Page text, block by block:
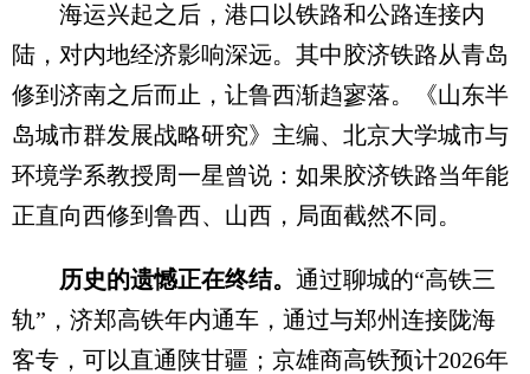
海运兴起之后，港口以铁路和公路连接内
陆，对内地经济影响深远。其中胶济铁路从青岛
修到济南之后而止，让鲁西渐趋寥落。《山东半
岛城市群发展战略研究》主编、北京大学城市与
环境学系教授周一星曾说：如果胶济铁路当年能
正直向西修到鲁西、山西，局面截然不同。
历史的遗憾正在终结。 通过聊城的“高铁三
轨”，济郑高铁年内通车，通过与郑州连接陇海
客专，可以直通陕甘疆；京雄商高铁预计2026年